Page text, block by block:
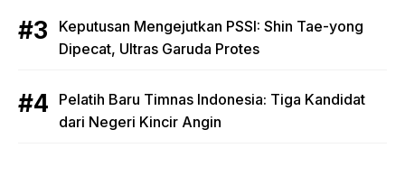
Keputusan Mengejutkan PSSI: Shin Tae-yong
Dipecat, Ultras Garuda Protes
Pelatih Baru Timnas Indonesia: Tiga Kandidat
dari Negeri Kincir Angin